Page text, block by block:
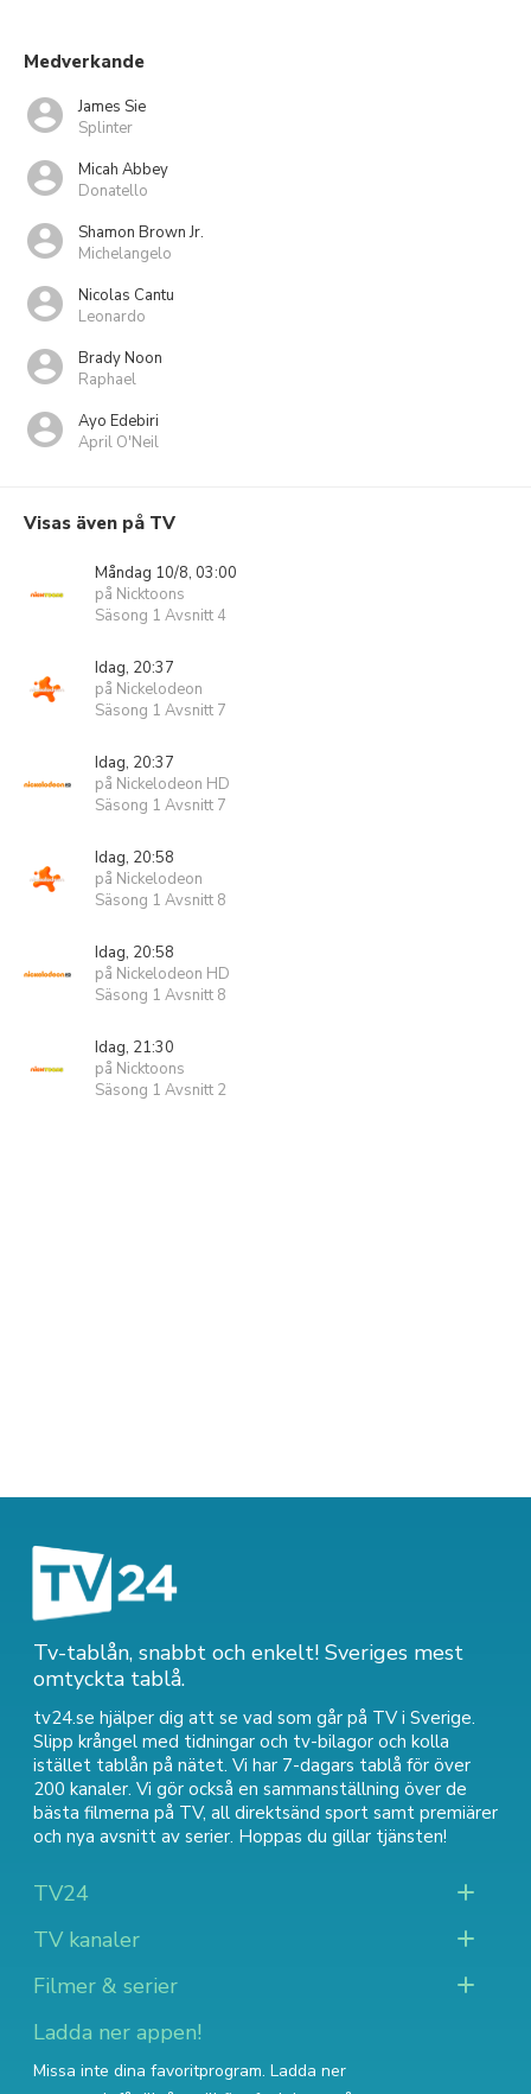
Medverkande
James Sie
Splinter
Micah Abbey
Donatello
Shamon Brown Jr.
Michelangelo
Nicolas Cantu
Leonardo
Brady Noon
Raphael
Ayo Edebiri
April O'Neil
Visas även på TV
Måndag 10/8, 03:00
på Nicktoons
Säsong 1 Avsnitt 4
Idag, 20:37
på Nickelodeon
Säsong 1 Avsnitt 7
Idag, 20:37
på Nickelodeon HD
Säsong 1 Avsnitt 7
Idag, 20:58
på Nickelodeon
Säsong 1 Avsnitt 8
Idag, 20:58
på Nickelodeon HD
Säsong 1 Avsnitt 8
Idag, 21:30
på Nicktoons
Säsong 1 Avsnitt 2
Tv-tablån, snabbt och enkelt! Sveriges mest
omtyckta tablå.
tv24.se hjälper dig att se vad som går på TV i Sverige.
Slipp krångel med tidningar och tv-bilagor och kolla
istället tablån på nätet. Vi har 7-dagars tablå för över
200 kanaler. Vi gör också en sammanställning över de
bästa filmerna på TV, all direktsänd sport samt premiärer
och nya avsnitt av serier. Hoppas du gillar tjänsten!
TV24
TV kanaler
Filmer & serier
Ladda ner appen!
Missa inte dina favoritprogram. Ladda ner